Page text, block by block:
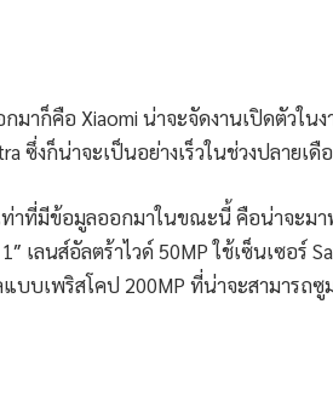
าก็คือ Xiaomi น่าจะจัดงานเปิดตัวใน
ซึ่งก็น่าจะเป็นอย่างเร็วในช่วงปลาย
ท่าที่มีข้อมูลออกมาในขณะนี้ คือน่าจะม
เลนส์อัลตร้าไวด์ 50MP ใช้เซ็นเซอร์
บบเพริสโคป 200MP ที่น่าจะสามารถ